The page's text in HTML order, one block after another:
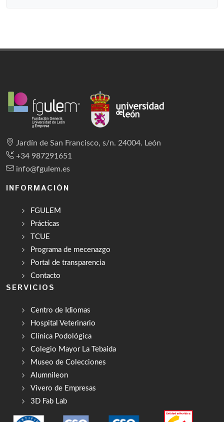
Jardín de San Francisco, s/n. 24004. León
+34 987291651
info@fgulem.es
INFORMACIÓN
FGULEM
Prácticas
TCUE
Programa de mecenazgo
Portal de transparencia
Contacto
SERVICIOS
Centro de Idiomas
Hospital Veterinario
Clínica Podológica
Colegio Mayor La Tebaida
Museo de Colecciones
Alumnileon
Vivero de Empresas
3D Fab Lab